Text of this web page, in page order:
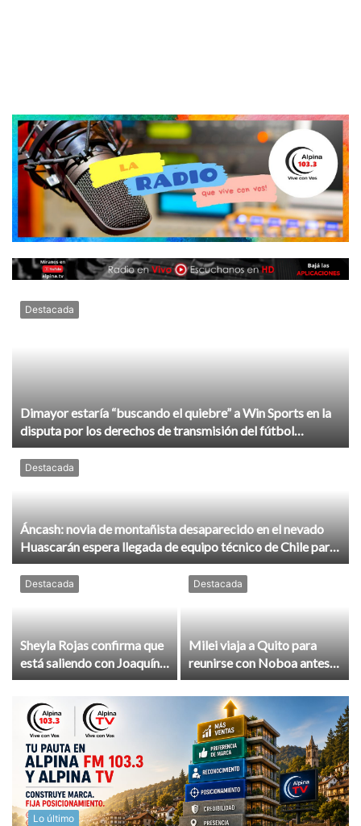
Destacada
Dimayor estaría “buscando el quiebre” a Win Sports en la
disputa por los derechos de transmisión del fútbol
colombiano
Destacada
Áncash: novia de montañista desaparecido en el nevado
Huascarán espera llegada de equipo técnico de Chile para
reforzar la búsqueda
Destacada
Sheyla Rojas confirma que
está saliendo con Joaquín
Ramírez: “Estoy muy
Destacada
Milei viaja a Quito para
reunirse con Noboa antes
de asistir a asunción de De
la Espriella
Lo último